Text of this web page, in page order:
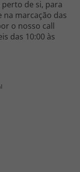
de si, para
marcação das
o nosso call
das 10:00 às